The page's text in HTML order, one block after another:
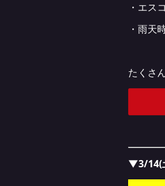
・エス
・雨天
たくさ
▼3/14(